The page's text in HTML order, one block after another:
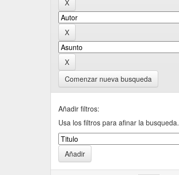
Comenzar nueva busqueda
Añadir filtros:
Usa los filtros para afinar la busqueda.